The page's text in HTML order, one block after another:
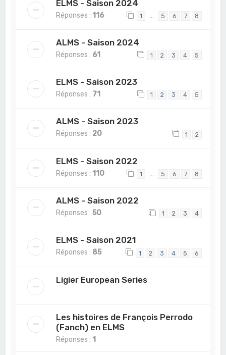
ELMS - Saison 2024
Réponses : 116 1 … 5 6 7 8
ALMS - Saison 2024
Réponses : 61 1 2 3 4 5
ELMS - Saison 2023
Réponses : 71 1 2 3 4 5
ALMS - Saison 2023
Réponses : 20 1 2
ELMS - Saison 2022
Réponses : 110 1 … 5 6 7 8
ALMS - Saison 2022
Réponses :50 1 2 3 4
ELMS - Saison 2021
Réponses : 85 1 2 3 4 5 6
Ligier European Series
Les histoires de François Perrodo
(Fanch) en ELMS
Réponses : 1